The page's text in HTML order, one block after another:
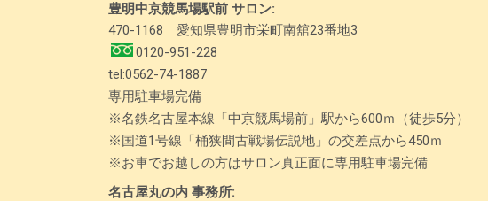
豊明中京競馬場駅前 サロン:
470-1168 愛知県豊明市栄町南舘23番地3
0120-951-228
tel:0562-74-1887
専用駐車場完備
※名鉄名古屋本線「中京競馬場前」駅から600ｍ（徒歩5分）
※国道1号線「桶狭間古戦場伝説地」の交差点から450ｍ
※お車でお越しの方はサロン真正面に専用駐車場完備
名古屋丸の内 事務所: